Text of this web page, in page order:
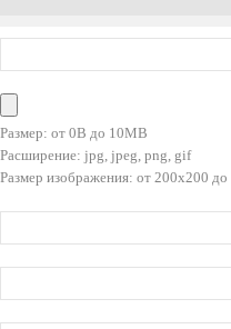
Размер: от 0B до 10MB
Расширение: jpg, jpeg, png, gif
Размер изображения: от 200x200